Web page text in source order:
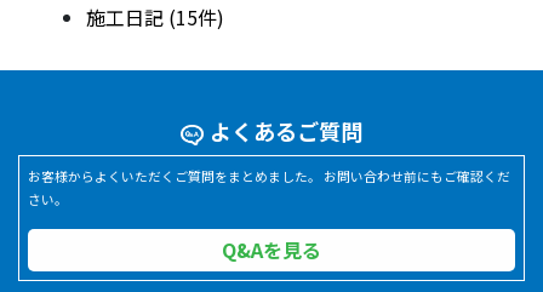
施工日記 (15件)
よくあるご質問
お客様からよくいただくご質問をまとめました。 お問い合わせ前にもご確認くだ
さい。
Q&Aを見る